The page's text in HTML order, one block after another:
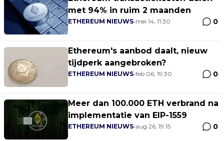
met 94% in ruim 2 maanden
ETHEREUM NIEUWS•mei 14, 11:30 0
Ethereum's aanbod daalt, nieuw
tijdperk aangebroken?
ETHEREUM NIEUWS•feb 06, 19:30 0
Meer dan 100.000 ETH verbrand na
implementatie van EIP-1559
ETHEREUM NIEUWS•aug 26, 19:15 0